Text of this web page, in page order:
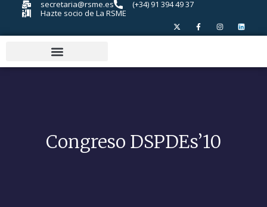
secretaria@rsme.es
(+34) 91 394 49 37
Hazte socio de La RSME
Congreso DSPDEs’10